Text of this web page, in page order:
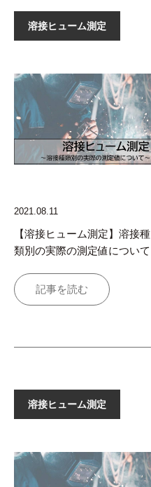
溶接ヒューム測定
2021.08.11
【溶接ヒューム測定】溶接種
類別の実際の測定値について
記事を読む
溶接ヒューム測定